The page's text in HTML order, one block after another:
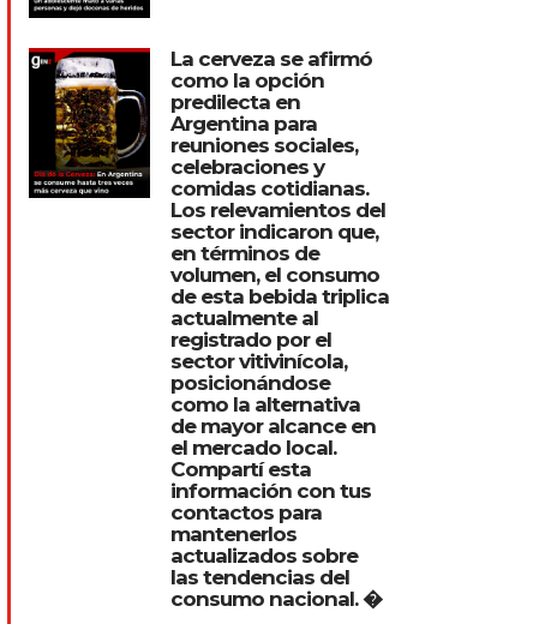
La cerveza se afirmó
como la opción
predilecta en
Argentina para
reuniones sociales,
celebraciones y
comidas cotidianas.
Los relevamientos del
sector indicaron que,
en términos de
volumen, el consumo
de esta bebida triplica
actualmente al
registrado por el
sector vitivinícola,
posicionándose
como la alternativa
de mayor alcance en
el mercado local.
Compartí esta
información con tus
contactos para
mantenerlos
actualizados sobre
las tendencias del
consumo nacional. �